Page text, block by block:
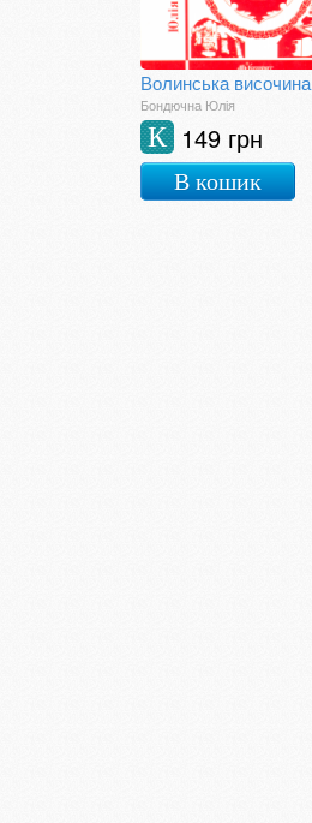
Волинська височина
Бондючна Юлія
149 грн
К
В кошик